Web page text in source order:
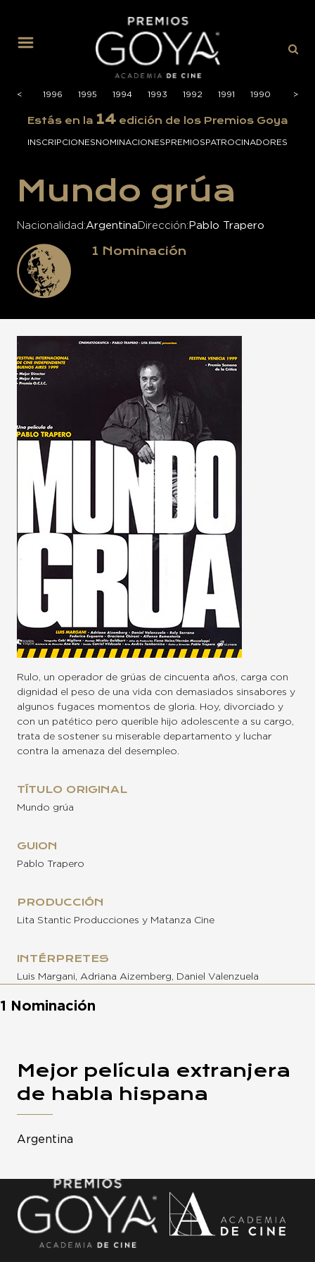
<
<
1997 1996 1995 1994 1993 1992 1991 1990 1989
>
>
Estás en la 14edición de los Premios Goya
INSCRIPCIONESNOMINACIONESPREMIOSPATROCINADORES
Mundo grúa
Nacionalidad Argentina Dirección Pablo Trapero
1 Nominación
Rulo, un operador de grúas de cincuenta años, carga con
dignidad el peso de una vida con demasiados sinsabores y
algunos fugaces momentos de gloria. Hoy, divorciado y
con un patético pero querible hijo adolescente a su cargo,
trata de sostener su miserable departamento y luchar
contra la amenaza del desempleo.
TÍTULO ORIGINAL
Mundo grúa
GUION
Pablo Trapero
PRODUCCIÓN
Lita Stantic Producciones y Matanza Cine
INTÉRPRETES
Luis Margani, Adriana Aizemberg, Daniel Valenzuela
1 Nominación
Mejor película extranjera
de habla hispana
Argentina